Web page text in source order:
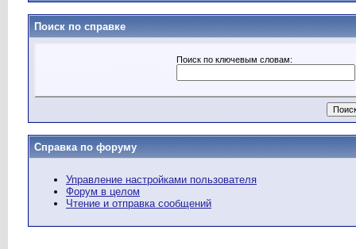
Поиск по справке
Поиск по ключевым словам:
Справка по форуму
Управление настройками пользователя
Форум в целом
Чтение и отправка сообщений